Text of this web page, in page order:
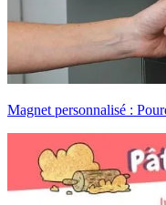
Magnet personnalisé :